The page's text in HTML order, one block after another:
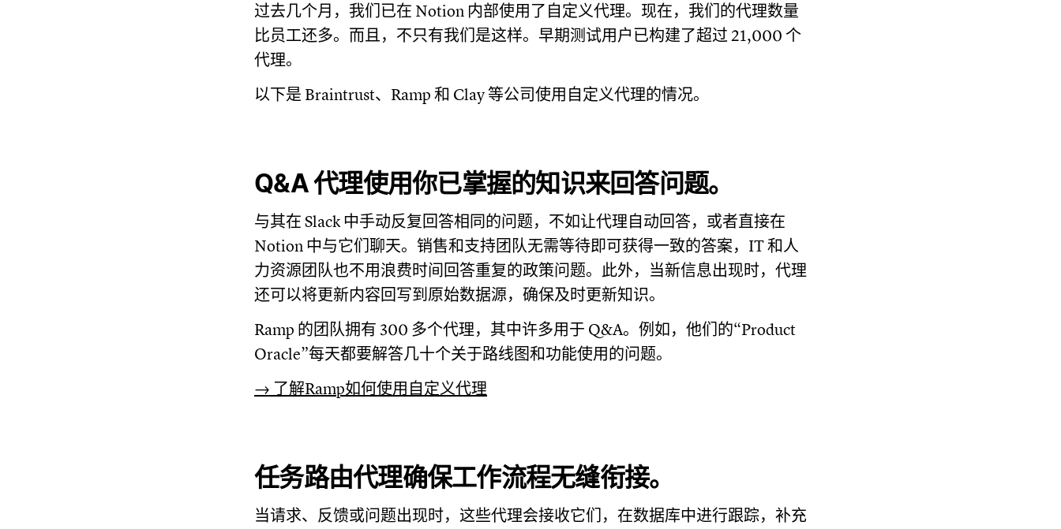
过去几个月，我们已在 Notion 内部使用了自定义代理。现在，我们的代理数量
比员工还多。而且，不只有我们是这样。早期测试用户已构建了超过 21,000 个
代理。
以下是 Braintrust、Ramp 和 Clay 等公司使用自定义代理的情况。
Q&A 代理使用你已掌握的知识来回答问题。
与其在 Slack 中手动反复回答相同的问题，不如让代理自动回答，或者直接在
Notion 中与它们聊天。销售和支持团队无需等待即可获得一致的答案，IT 和人
力资源团队也不用浪费时间回答重复的政策问题。此外，当新信息出现时，代理
还可以将更新内容回写到原始数据源，确保及时更新知识。
Ramp 的团队拥有 300 多个代理，其中许多用于 Q&A。例如，他们的“Product
Oracle”每天都要解答几十个关于路线图和功能使用的问题。
→ 了解Ramp如何使用自定义代理
任务路由代理确保工作流程无缝衔接。
当请求、反馈或问题出现时，这些代理会接收它们，在数据库中进行跟踪，补充